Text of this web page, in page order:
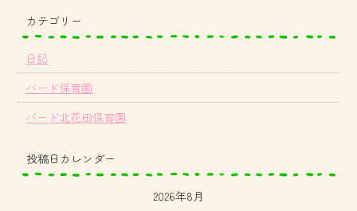
カテゴリー
日記
バード保育園
バード北花田保育園
投稿日カレンダー
2026年8月